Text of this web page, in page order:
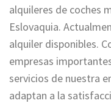
alquileres de coches
Eslovaquia.
alquiler disponibles.
empresas
servicios de nuestra
adaptan a la